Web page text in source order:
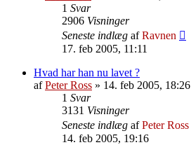
1 Svar
2906 Visninger
Seneste indlæg afRavnen
17. feb 2005, 11:11
Hvad har han nu lavet ?
afPeter Ross » 14. feb 2005, 18:26
1 Svar
3131 Visninger
Seneste indlæg afPeter Ross
14. feb 2005, 19:16